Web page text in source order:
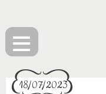
≡
18/07/2023